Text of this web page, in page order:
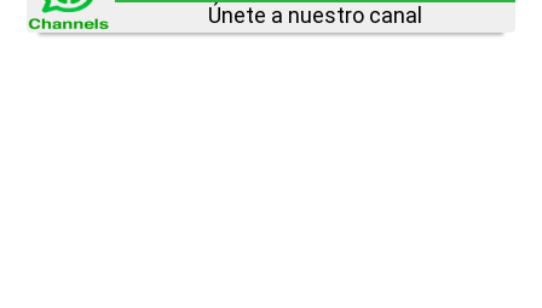
Únete a nuestro canal